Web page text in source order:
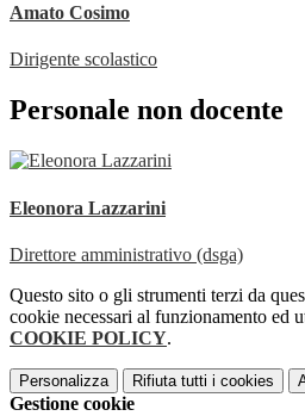
Amato Cosimo
Dirigente scolastico
Personale non docente
Eleonora Lazzarini
Direttore amministrativo (dsga)
Questo sito o gli strumenti terzi da
cookie necessari al funzionamento ed
COOKIE POLICY.
Personalizza Rifiuta tutti i cookies
Gestione cookie